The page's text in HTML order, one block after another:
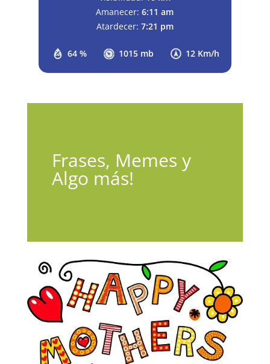
64 % 1015 mb 12 Km/h
Amanecer: 6:11 am
Atardecer: 7:21 pm
Frases, Memes y
Algo más!